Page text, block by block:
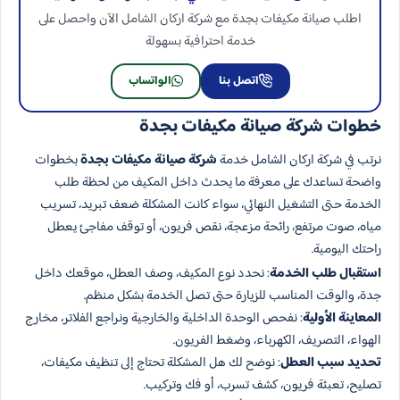
اطلب صيانة مكيفات بجدة مع شركة اركان الشامل الآن واحصل على
خدمة احترافية بسهولة
اتصل بنا الواتساب
خطوات شركة صيانة مكيفات بجدة
نرتب في شركة اركان الشامل خدمةشركة صيانة مكيفات بجدةبخطوات
واضحة تساعدك على معرفة ما يحدث داخل المكيف من لحظة طلب
الخدمة حتى التشغيل النهائي، سواء كانت المشكلة ضعف تبريد، تسريب
مياه، صوت مرتفع، رائحة مزعجة، نقص فريون، أو توقف مفاجئ يعطل
راحتك اليومية.
استقبال طلب الخدمة: نحدد نوع المكيف، وصف العطل، موقعك داخل
جدة، والوقت المناسب للزيارة حتى تصل الخدمة بشكل منظم.
المعاينة الأولية: نفحص الوحدة الداخلية والخارجية ونراجع الفلاتر، مخارج
الهواء، التصريف، الكهرباء، وضغط الفريون.
تحديد سبب العطل: نوضح لك هل المشكلة تحتاج إلى تنظيف مكيفات،
تصليح، تعبئة فريون، كشف تسرب، أو فك وتركيب.